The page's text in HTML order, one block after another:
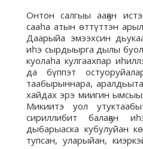
Онтон салгыы ааҕан
сааһа атын өттүттэн
Даарыйа эмээхсин
иһэ сырдыырга дылы
куолаһа кулгаахпар
да бүппэт
таабырыннара,
хайдах эрэ миигин
Микиитэ уол
сириллибит балаҕан
дыбарыаска кубулуйан
тупсан, уларыйан,